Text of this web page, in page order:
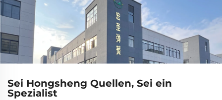
Sei Hongsheng Quellen, Sei ein
Spezialist